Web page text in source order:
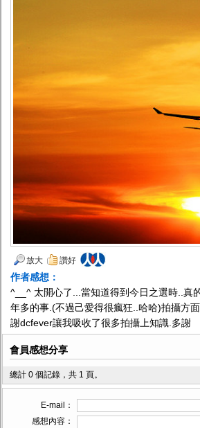
放大 讚好
作者感想：
^__^ 太開心了...當知道得到今日之選時..真
年多的事.(不過己愛得很瘋狂..哈哈)拍攝方
謝dcfever讓我吸收了很多拍攝上知識.多謝
會員感想分享
總計 0 個記錄，共 1 頁。
E-mail：
感想內容：